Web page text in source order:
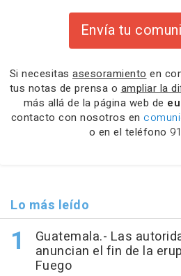
Envía tu
Si necesitas asesoramiento en
tus notas de prensa o ampliar la
más allá de la página web de
contacto con nosotros en
o en el teléfono
Lo más leído
Guatemala.- Las
anuncian el fin de la
Fuego